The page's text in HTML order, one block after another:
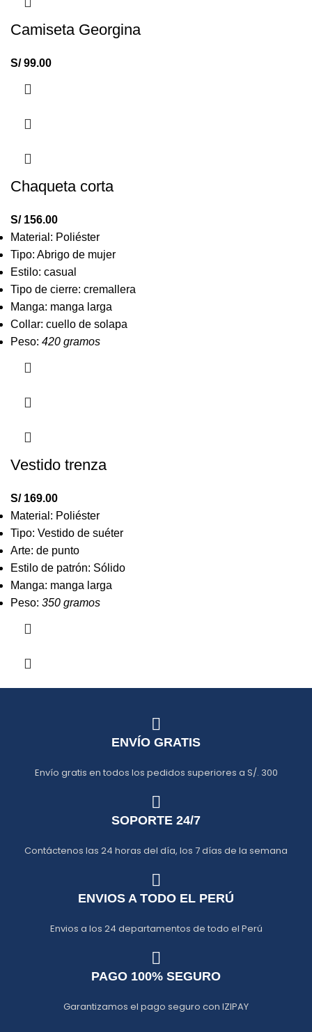
Camiseta Georgina
S/99.00
Chaqueta corta
S/156.00
Material: Poliéster
Tipo: Abrigo de mujer
Estilo: casual
Tipo de cierre: cremallera
Manga: manga larga
Collar: cuello de solapa
Peso: 420 gramos
Vestido trenza
S/169.00
Material: Poliéster
Tipo: Vestido de suéter
Arte: de punto
Estilo de patrón: Sólido
Manga: manga larga
Peso: 350 gramos
ENVÍO GRATIS
Envío gratis en todos los pedidos superiores a S/. 300
SOPORTE 24/7
Contáctenos las 24 horas del día, los 7 días de la semana
ENVIOS A TODO EL PERÚ
Envios a los 24 departamentos de todo el Perú
PAGO 100% SEGURO
Garantizamos el pago seguro con IZIPAY